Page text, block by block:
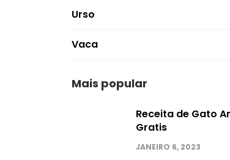
Urso
Vaca
Mais popular
Receita de Gato
Gratis
JANEIRO 6, 2023